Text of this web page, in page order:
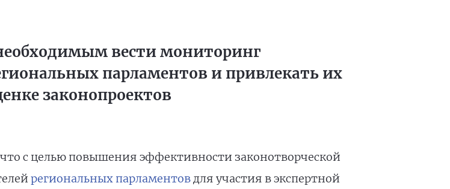
вести мониторинг
парламентов и привлекать их
законопроектов
с целью повышения эффективности законотворческой
региональных парламентовдля участия в экспертной